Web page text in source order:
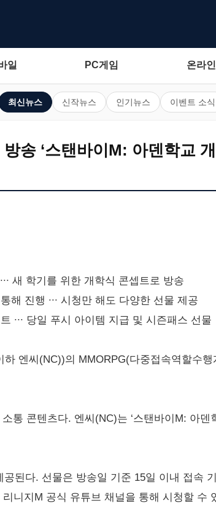
일 PC게임 온라인
최신뉴스 신작뉴스 인기뉴스 이벤트 소식
송 ‘스탠바이M: 아덴학교
새 학기를 위한 개학식 콘셉트로 방송
해 진행 ∙∙∙ 시청만 해도 다양한 선물 제공
∙∙∙ 당일 푸시 아이템 지급 및 시즌패스 선물
엔씨(NC))의 MMORPG(다중접속역할수행
통 콘텐츠다. 엔씨(NC)는 ‘스탠바이M: 아
된다. 선물은 방송일 기준 15일 이내 접속
니지M 공식 유튜브 채널을 통해 시청할 수